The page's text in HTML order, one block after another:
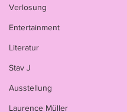
Verlosung
Entertainment
Literatur
Stav J
Ausstellung
Laurence Müller